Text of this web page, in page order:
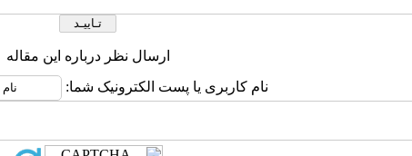
ارسال نظر درباره این مقاله
نام کاربری یا پست الکترونیک شما: